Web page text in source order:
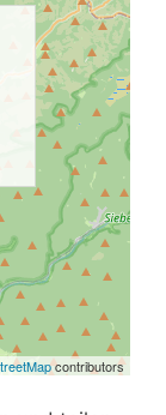
contributors